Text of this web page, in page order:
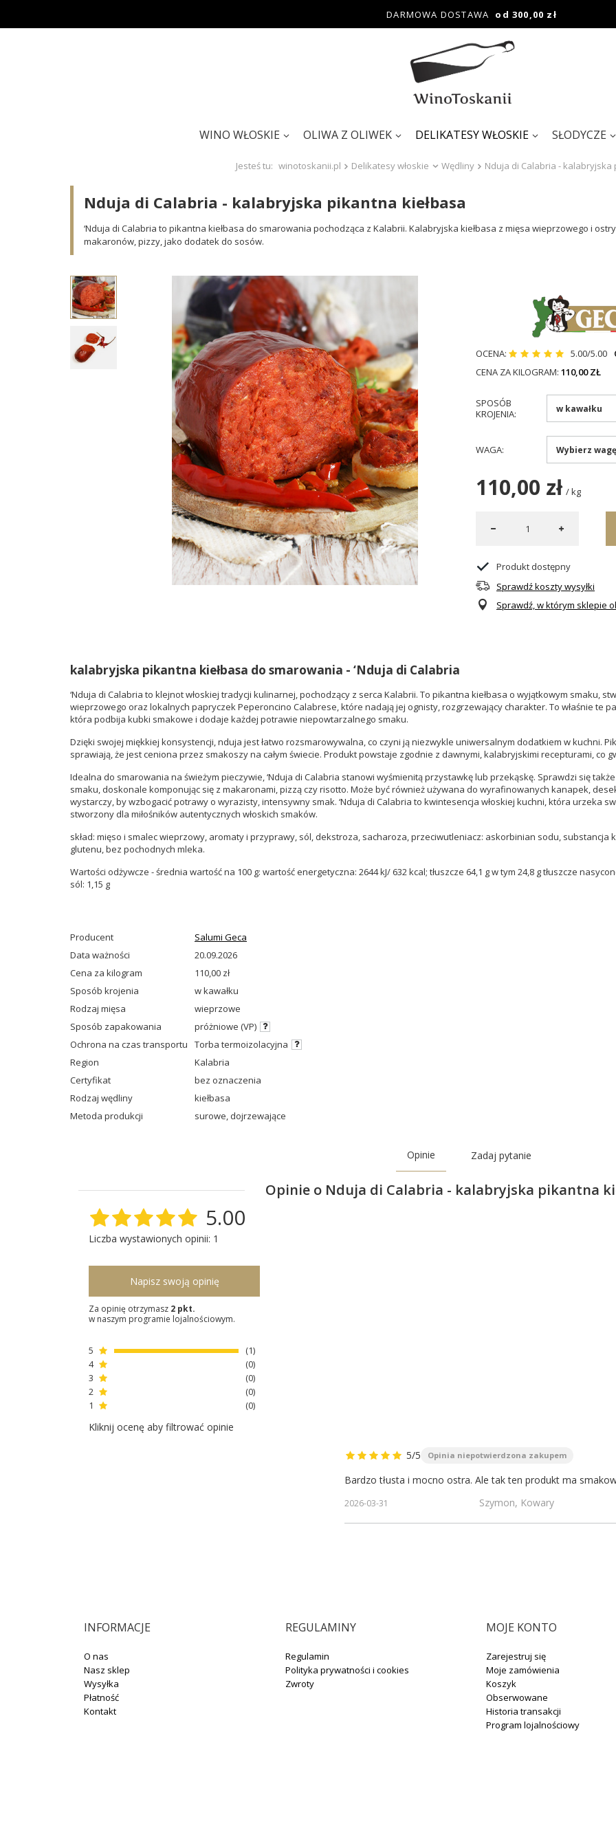
DARMOWA DOSTAWA od 300,00 zł
WINO WŁOSKIE OLIWA Z OLIWEK DELIKATESY WŁOSKIE SŁODYCZE
Jesteś tu: winotoskanii.pl Delikatesy włoskie Wędliny Nduja di Calabria - kalabryjska
Nduja di Calabria - kalabryjska pikantna kiełbasa
‘Nduja di Calabria to pikantna kiełbasa do smarowania pochodząca z Kalabrii. Kalabryjska kiełbasa z mięsa wieprzowego i
makaronów, pizzy, jako dodatek do sosów.
OCENA: 5.00/5.00
CENA ZA KILOGRAM: 110,00 ZŁ
SPOSÓB
KROJENIA
w kawałku
WAGA Wybierz wagę
110,00 zł /kg
Produkt dostępny
Sprawdź koszty wysyłki
Sprawdź, w którym sklepie
kalabryjska pikantna kiełbasa do smarowania - ‘Nduja di Calabria
‘Nduja di Calabria to klejnot włoskiej tradycji kulinarnej, pochodzący z serca Kalabrii. To pikantna kiełbasa o wyjątkowym smaku,
wieprzowego oraz lokalnych papryczek Peperoncino Calabrese, które nadają jej ognisty, rozgrzewający charakter. To właśnie te
która podbija kubki smakowe i dodaje każdej potrawie niepowtarzalnego smaku.
Dzięki swojej miękkiej konsystencji, nduja jest łatwo rozsmarowywalna, co czyni ją niezwykle uniwersalnym dodatkiem w kuchni.
sprawiają, że jest ceniona przez smakoszy na całym świecie. Produkt powstaje zgodnie z dawnymi, kalabryjskimi recepturami, co
Idealna do smarowania na świeżym pieczywie, ‘Nduja di Calabria stanowi wyśmienitą przystawkę lub przekąskę. Sprawdzi się
smaku, doskonale komponując się z makaronami, pizzą czy risotto. Może być również używana do wyrafinowanych kanapek,
wystarczy, by wzbogacić potrawy o wyrazisty, intensywny smak. ‘Nduja di Calabria to kwintesencja włoskiej kuchni, która urzeka
stworzony dla miłośników autentycznych włoskich smaków.
skład: mięso i smalec wieprzowy, aromaty i przyprawy, sól, dekstroza, sacharoza, przeciwutleniacz: askorbinian sodu,
glutenu, bez pochodnych mleka.
Wartości odżywcze - średnia wartość na 100 g: wartość energetyczna: 2644 kJ/ 632 kcal; tłuszcze 64,1 g w tym 24,8 g tłuszcze
sól: 1,15 g
Producent
Salumi Geca
Data ważności
20.09.2026
Cena za kilogram
110,00 zł
Sposób krojenia
w kawałku
Rodzaj mięsa
wieprzowe
Sposób zapakowania
próżniowe (VP)
Ochrona na czas transportu
Torba termoizolacyjna
Region
Kalabria
Certyfikat
bez oznaczenia
Rodzaj wędliny
kiełbasa
Metoda produkcji
surowe, dojrzewające
Opinie Zadaj pytanie
Opinie o Nduja di Calabria - kalabryjska pikantna
5.00
Liczba wystawionych opinii: 1
Napisz swoją opinię
Za opinię otrzymasz 2 pkt.
w naszym programie lojalnościowym.
5
1
4
0
3
0
2
0
1
0
Kliknij ocenę aby filtrować opinie
5/5 Opinia niepotwierdzona zakupem
Bardzo tłusta i mocno ostra. Ale tak ten produkt ma
2026-03-31 Szymon, Kowary
INFORMACJE
O nas
Nasz sklep
Wysyłka
Płatność
Kontakt
REGULAMINY
Regulamin
Polityka prywatności i cookies
Zwroty
MOJE KONTO
Zarejestruj się
Moje zamówienia
Koszyk
Obserwowane
Historia transakcji
Program lojalnościowy